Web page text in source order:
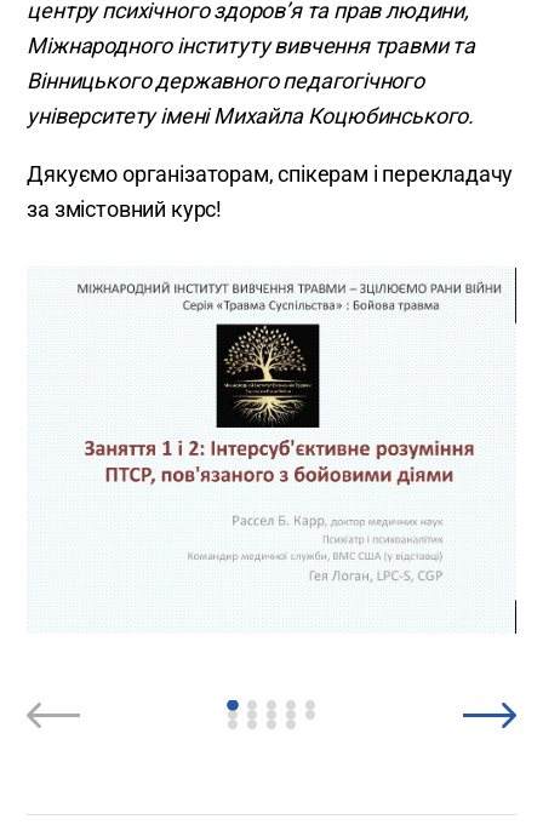
центру психічного здоров’я та прав людини,
Міжнародного інституту вивчення травми та
Вінницького державного педагогічного
університету імені Михайла Коцюбинського.
Дякуємо організаторам, спікерам і перекладачу
за змістовний курс!